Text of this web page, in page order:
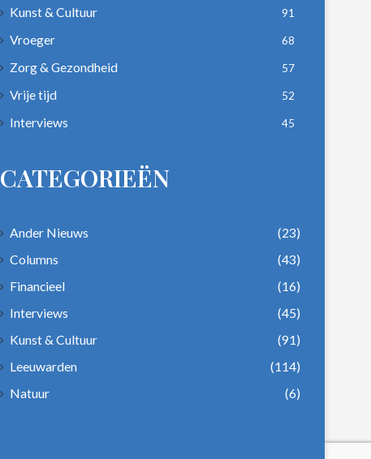
Kunst & Cultuur 91
Vroeger 68
Zorg & Gezondheid 57
Vrije tijd 52
Interviews 45
CATEGORIEËN
Ander Nieuws
(23)
Columns
(43)
Financieel
(16)
Interviews
(45)
Kunst & Cultuur
(91)
Leeuwarden
(114)
Natuur
(6)